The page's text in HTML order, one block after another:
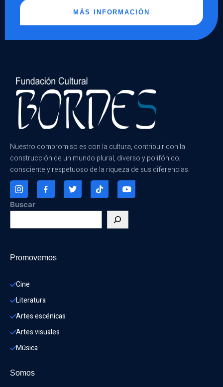
MÁS INFORMACIÓN
Nuestro compromiso es con la cultura, contribuir con la
construcción de un mundo plural, diverso y polifónico;
consciente y respetuoso de la riqueza de sus diferencias.
Buscar
Promovemos
Cine
Literatura
Artes escénicas
Artes visuales
Música
Somos